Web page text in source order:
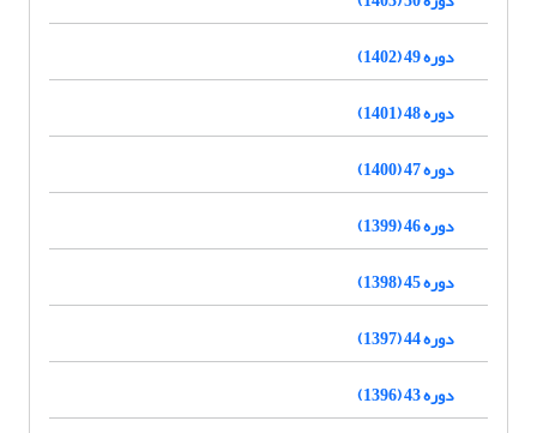
دوره 49 (1402)
دوره 48 (1401)
دوره 47 (1400)
دوره 46 (1399)
دوره 45 (1398)
دوره 44 (1397)
دوره 43 (1396)